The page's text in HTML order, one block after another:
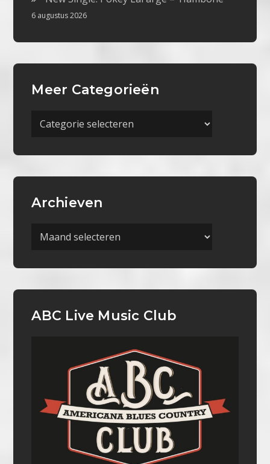
6 augustus 2026
Meer Categorieën
Meer
Archieven
Archieven
ABC Live Music Club